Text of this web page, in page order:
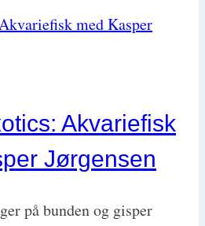
Kaniners
hemmelige
hints
dens
Akvariefisk
Jørgensen
på bunden og gisper